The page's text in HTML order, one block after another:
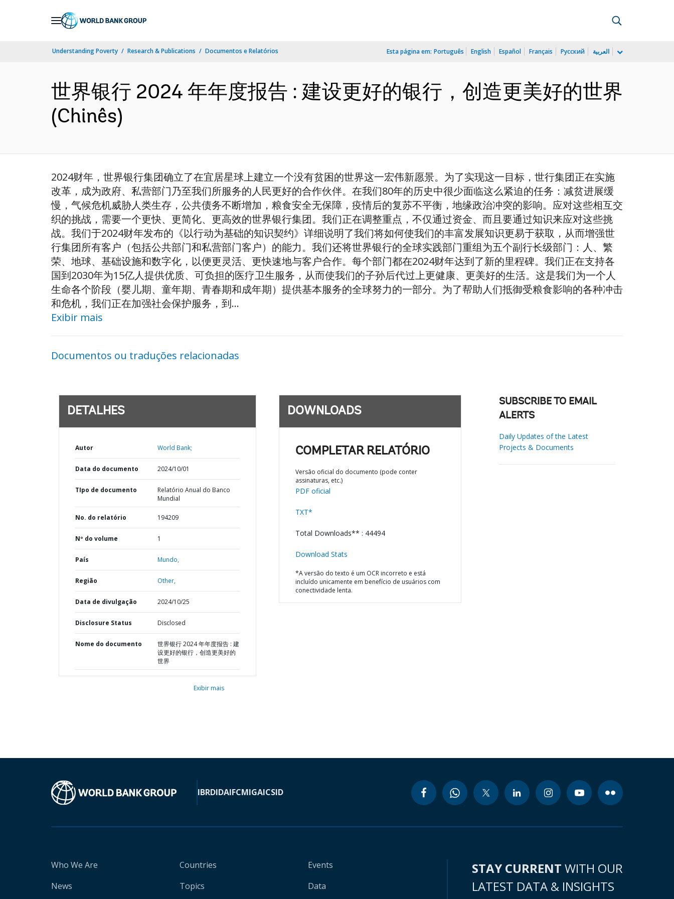
Understanding Poverty Research & Publications Documentos e Relatórios Esta página em: Português English Español Français Русский العربية
世界银行 2024 年年度报告 : 建设更好的银行，创造更美好的世界
(Chinês)
2024财年，世界银行集团确立了在宜居星球上建立一个没有贫困的世界这一宏伟新愿景。为了实现这一目标，世行集团正在实施
改革，成为政府、私营部门乃至我们所服务的人民更好的合作伙伴。在我们80年的历史中很少面临这么紧迫的任务：减贫进展缓
慢，气候危机威胁人类生存，公共债务不断增加，粮食安全无保障，疫情后的复苏不平衡，地缘政治冲突的影响。应对这些相互交
织的挑战，需要一个更快、更简化、更高效的世界银行集团。我们正在调整重点，不仅通过资金、而且要通过知识来应对这些挑
战。我们于2024财年发布的《以行动为基础的知识契约》详细说明了我们将如何使我们的丰富发展知识更易于获取，从而增强世
行集团所有客户（包括公共部门和私营部门客户）的能力。我们还将世界银行的全球实践部门重组为五个副行长级部门：人、繁
荣、地球、基础设施和数字化，以便更灵活、更快速地与客户合作。每个部门都在2024财年达到了新的里程碑。我们正在支持各
国到2030年为15亿人提供优质、可负担的医疗卫生服务，从而使我们的子孙后代过上更健康、更美好的生活。这是我们为一个人
生命各个阶段（婴儿期、童年期、青春期和成年期）提供基本服务的全球努力的一部分。为了帮助人们抵御受粮食影响的各种冲击
和危机，我们正在加强社会保护服务，到...
Exibir mais
Documentos ou traduções relacionadas
DETALHES
Autor World Bank;
Data do documento 2024/10/01
TIpo de documento
Relatório Anual do Banco
Mundial
No. do relatório 194209
Nº do volume 1
País Mundo,
Região Other,
Data de divulgação 2024/10/25
Disclosure Status Disclosed
Nome do documento
世界银行 2024 年年度报告 : 建
设更好的银行，创造更美好的
世界
Exibir mais
DOWNLOADS
COMPLETAR RELATÓRIO
Versão oficial do documento (pode conter
assinaturas, etc.)
PDF oficial
TXT*
Total Downloads** : 44494
Download Stats
*A versão do texto é um OCR incorreto e está
incluído unicamente em benefício de usuários com
conectividade lenta.
SUBSCRIBE TO EMAIL
ALERTS
Daily Updates of the Latest
Projects & Documents
IBRDIDAIFCMIGAICSID
Who We Are
News
Countries
Topics
Events
Data
STAY CURRENT WITH OUR
LATEST DATA & INSIGHTS